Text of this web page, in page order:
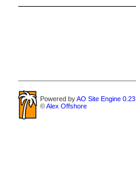
Powered byAO Site Engine 0.23
©Alex Offshore